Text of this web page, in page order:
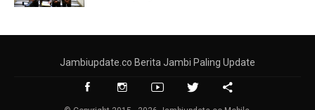
Jambiupdate.co Berita Jambi Paling Update